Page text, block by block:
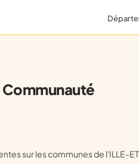
sur les communes de l'ILLE-